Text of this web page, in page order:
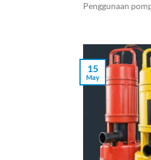
Penggunaan
15
May